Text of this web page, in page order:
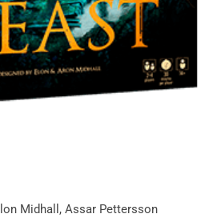
Midhall, Assar Pettersson